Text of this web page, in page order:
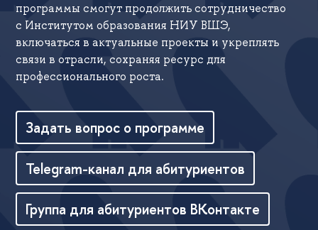
программы смогут продолжить сотрудничество
с Институтом образования НИУ ВШЭ,
включаться в актуальные проекты и укреплять
связи в отрасли, сохраняя ресурс для
профессионального роста.
Задать вопрос о программе
Telegram-канал для абитуриентов
Группа для абитуриентов ВКонтакте